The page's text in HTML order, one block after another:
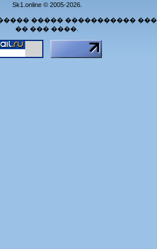
Sk1.online © 2005-2026.
����� �����������
�� ��� ����.